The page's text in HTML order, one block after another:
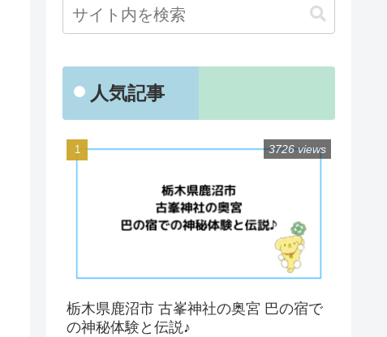
人気記事
栃木県鹿沼市 古峯神社の奥宮 巴の宿で
の神秘体験と伝説♪
3726 views